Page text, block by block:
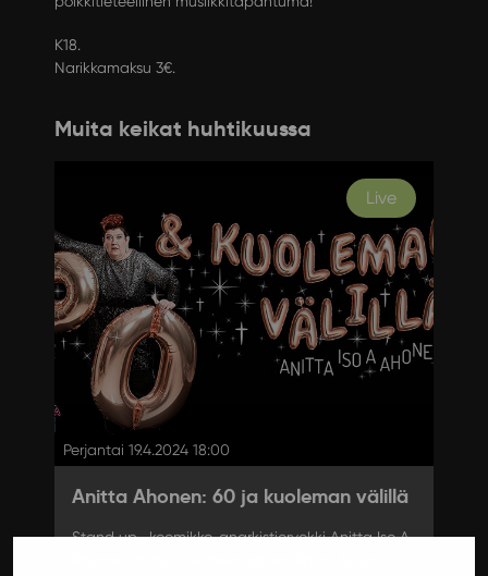
K18.
Narikkamaksu 3€.
Muita keikat huhtikuussa
Live
Perjantai 19.4.2024 18:00
Anitta Ahonen: 60 ja kuoleman välillä
Stand up -koomikko, anarkistiorvokki Anitta Iso A